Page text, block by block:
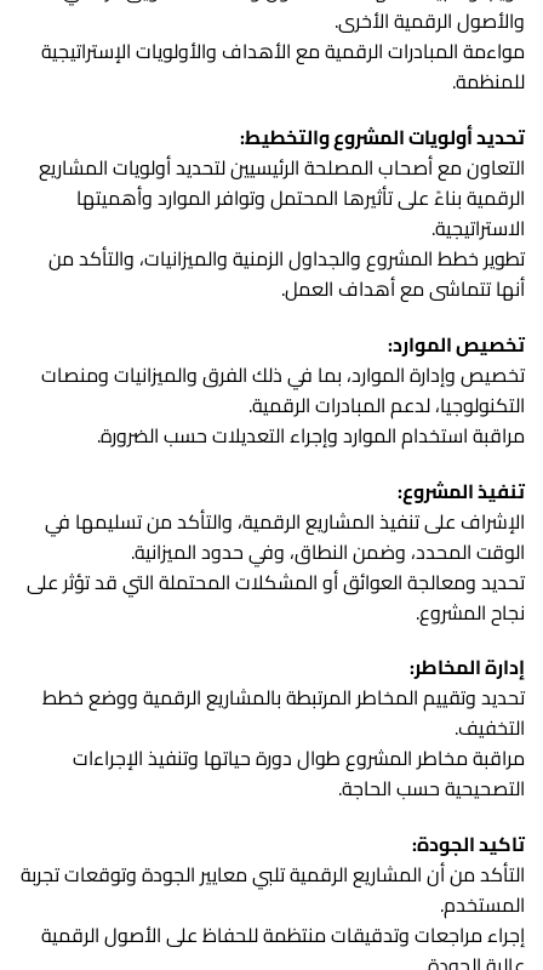
والأصول الرقمية الأخرى.
مواءمة المبادرات الرقمية مع الأهداف والأولويات الإستراتيجية
للمنظمة.
تحديد أولويات المشروع والتخطيط:
التعاون مع أصحاب المصلحة الرئيسيين لتحديد أولويات المشاريع
الرقمية بناءً على تأثيرها المحتمل وتوافر الموارد وأهميتها
الاستراتيجية.
تطوير خطط المشروع والجداول الزمنية والميزانيات، والتأكد من
أنها تتماشى مع أهداف العمل.
تخصيص الموارد:
تخصيص وإدارة الموارد، بما في ذلك الفرق والميزانيات ومنصات
التكنولوجيا، لدعم المبادرات الرقمية.
مراقبة استخدام الموارد وإجراء التعديلات حسب الضرورة.
تنفيذ المشروع:
الإشراف على تنفيذ المشاريع الرقمية، والتأكد من تسليمها في
الوقت المحدد، وضمن النطاق، وفي حدود الميزانية.
تحديد ومعالجة العوائق أو المشكلات المحتملة التي قد تؤثر على
نجاح المشروع.
إدارة المخاطر:
تحديد وتقييم المخاطر المرتبطة بالمشاريع الرقمية ووضع خطط
التخفيف.
مراقبة مخاطر المشروع طوال دورة حياتها وتنفيذ الإجراءات
التصحيحية حسب الحاجة.
تاكيد الجودة:
التأكد من أن المشاريع الرقمية تلبي معايير الجودة وتوقعات تجربة
المستخدم.
إجراء مراجعات وتدقيقات منتظمة للحفاظ على الأصول الرقمية